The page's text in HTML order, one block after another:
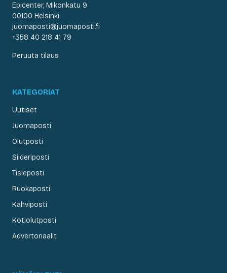
Epicenter, Mikonkatu 9
00100 Helsinki
juomaposti@juomaposti.fi
+358 40 218 41 79
Peruuta tilaus
KATEGORIAT
Uutiset
Juomaposti
Olutposti
Siideriposti
Tisleposti
Ruokaposti
Kahviposti
Kotiolutposti
Advertoriaalit